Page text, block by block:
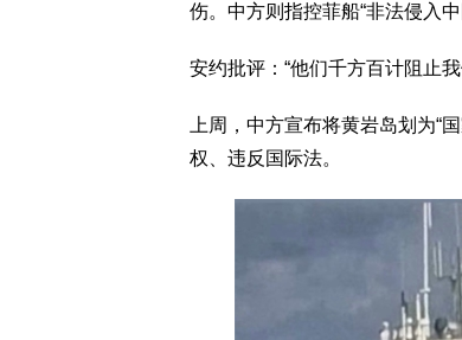
伤。中方则指控菲船“非法侵入中
安约批评：“他们千方百计阻止
上周，中方宣布将黄岩岛划为“
权、违反国际法。